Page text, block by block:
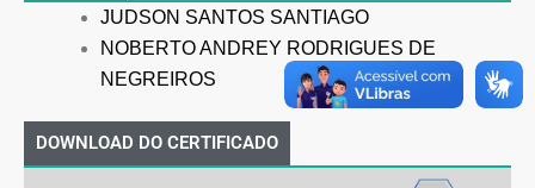
JUDSON SANTOS SANTIAGO
NOBERTO ANDREY RODRIGUES DE
NEGREIROS
DOWNLOAD DO CERTIFICADO